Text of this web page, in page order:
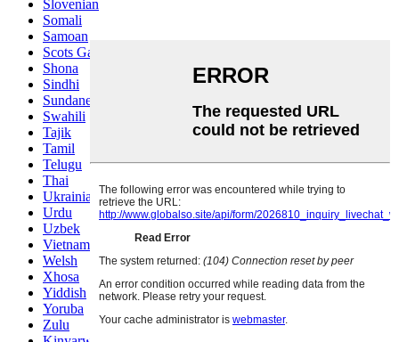
Slovenian
Somali
Samoan
Scots Gaelic
Shona
Sindhi
Sundanese
Swahili
Tajik
Tamil
Telugu
Thai
Ukrainian
Urdu
Uzbek
Vietnamese
Welsh
Xhosa
Yiddish
Yoruba
Zulu